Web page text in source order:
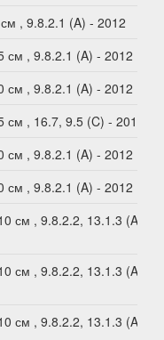
, 9.8.2.1 (A) - 2012
см , 9.8.2.1 (A) - 2012
см , 9.8.2.1 (A) - 2012
, 16.7, 9.5 (C) - 2012
см , 9.8.2.1 (A) - 2012
см , 9.8.2.1 (A) - 2012
см , 9.8.2.2, 13.1.3 (A) -
см , 9.8.2.2, 13.1.3 (A) -
см , 9.8.2.2, 13.1.3 (A) -